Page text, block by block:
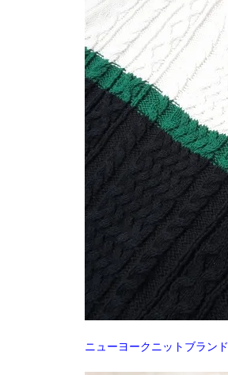
ニューヨークニットブランド